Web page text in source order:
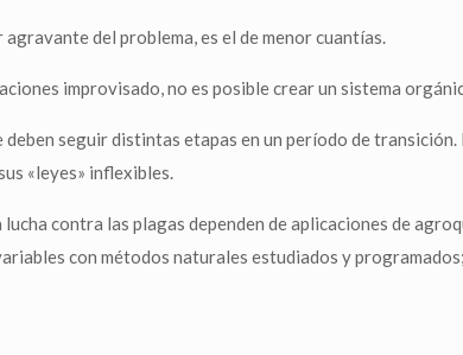
del problema, es el de menor cuantías.
improvisado, no es posible crear un sistema
seguir distintas etapas en un período de
«leyes» inflexibles.
contra las plagas dependen de aplicaciones de
con métodos naturales estudiados y